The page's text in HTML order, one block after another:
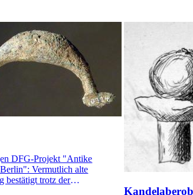
DFG-Projekt "Antike
Vermutlich alte
bestätigt trotz der